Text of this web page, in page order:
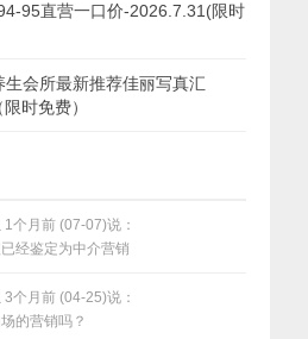
95直营一口价-2026.7.31(限时
会所最新推荐佳丽写真汇
时免费）
1个月前 (07-07)说：
经鉴定为中介营销
3个月前 (04-25)说：
的营销吗？